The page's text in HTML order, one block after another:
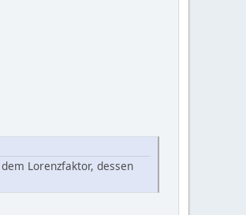
Lorenzfaktor, dessen